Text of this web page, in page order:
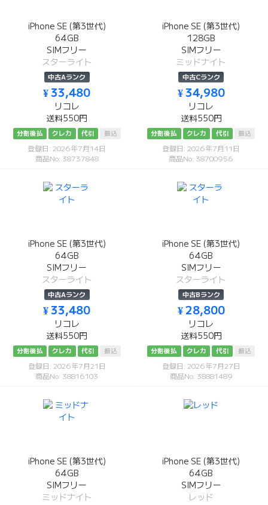
iPhone SE (第3世代)
64GB
SIMフリー
スターライト
中古Aランク
¥ 33,480
リコレ
送料550円
分割後払 クレカ 代引 振込
登録日: 2026年7月14日
商品No: 38737848
iPhone SE (第3世代)
128GB
SIMフリー
ミッドナイト
中古Cランク
¥ 34,980
リコレ
送料550円
分割後払 クレカ 代引 振込
登録日: 2026年7月11日
商品No: 38700956
iPhone SE (第3世代)
64GB
SIMフリー
スターライト
中古Aランク
¥ 33,480
リコレ
送料550円
分割後払 クレカ 代引 振込
登録日: 2026年7月21日
商品No: 38816103
iPhone SE (第3世代)
64GB
SIMフリー
スターライト
中古Bランク
¥ 28,800
リコレ
送料550円
分割後払 クレカ 代引 振込
登録日: 2026年7月27日
商品No: 38881489
iPhone SE (第3世代)
64GB
SIMフリー
ミッドナイト
iPhone SE (第3世代)
64GB
SIMフリー
レッド